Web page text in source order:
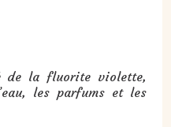
de la fluorite violette,
les parfums et les